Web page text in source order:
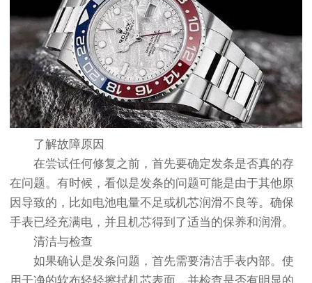
了解故障原因
在尝试任何修复之前，首先要确定发条是否真的存
在问题。有时候，看似是发条的问题可能是由于其他原
因导致的，比如电池电量不足或机芯润滑不良等。确保
手表已经充满电，并且机芯得到了适当的保养和润滑。
清洁与检查
如果确认是发条问题，首先需要清洁手表内部。使
用干净的软布轻轻擦拭机芯表面，并检查是否有明显的